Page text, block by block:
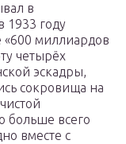
в
1933 году
«600 миллиардов
четырёх
эскадры,
сокровища на
больше всего
вместе с